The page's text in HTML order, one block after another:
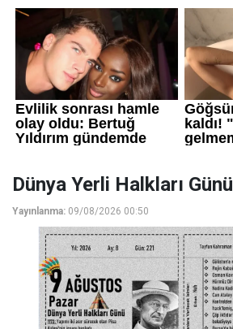
Dünya Yerli Halkları Günü
Yayınlanma: 09/08/2026 00:50